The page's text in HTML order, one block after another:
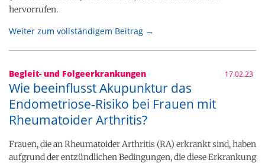
hervorrufen.
Weiter zum vollständigem Beitrag →
Begleit- und Folgeerkrankungen 17.02.23
Wie beeinflusst Akupunktur das
Endometriose-Risiko bei Frauen mit
Rheumatoider Arthritis?
Frauen, die an Rheumatoider Arthritis (RA) erkrankt sind, haben
aufgrund der entzündlichen Bedingungen, die diese Erkrankung